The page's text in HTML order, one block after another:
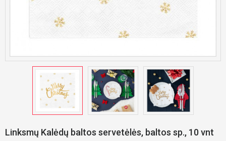
Linksmų Kalėdų baltos servetėlės, baltos sp., ​​10 vnt